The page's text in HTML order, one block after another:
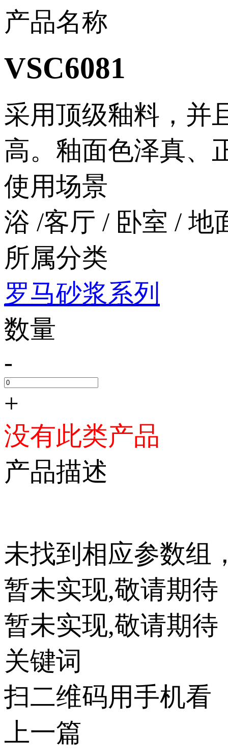
产品名称
VSC6081
采用顶级釉料，
高。釉面色泽真
使用场景
浴 /客厅 / 卧室 / 地
所属分类
罗马砂浆系列
数量
-
+
没有此类产品
产品描述
未找到相应参数组
暂未实现,敬请期待
暂未实现,敬请期待
关键词
扫二维码用手机看
上一篇